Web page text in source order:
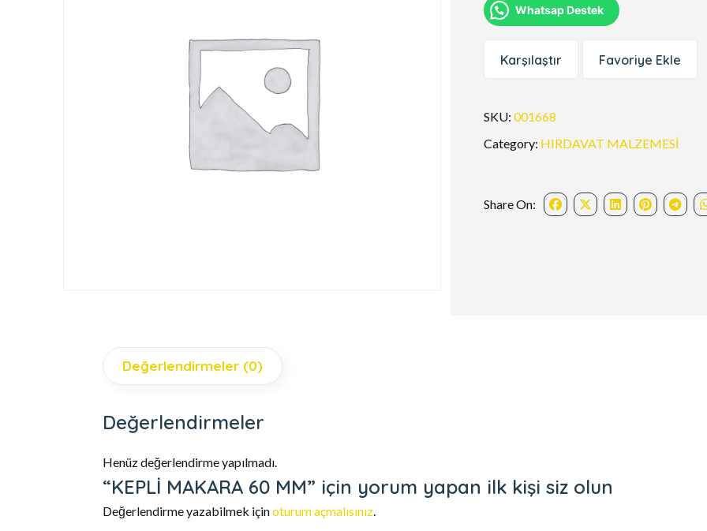
Whatsap Destek
Karşılaştır Favoriye Ekle
SKU:001668
Category: HIRDAVAT MALZEMESİ
Share On:
Değerlendirmeler (0)
Değerlendirmeler
Henüz değerlendirme yapılmadı.
“KEPLİ MAKARA 60 MM” için yorum yapan ilk kişi siz olun
Değerlendirme yazabilmek içinoturum açmalısınız.